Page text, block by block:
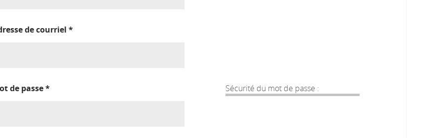
de courriel *
Sécurité du mot de passe :
de passe*